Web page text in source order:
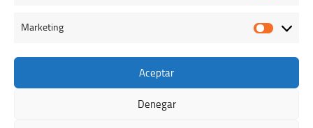
Marketing
Aceptar
Denegar
Colegio Oficial de Veterinarios de Cáceres © 2026. Todos los